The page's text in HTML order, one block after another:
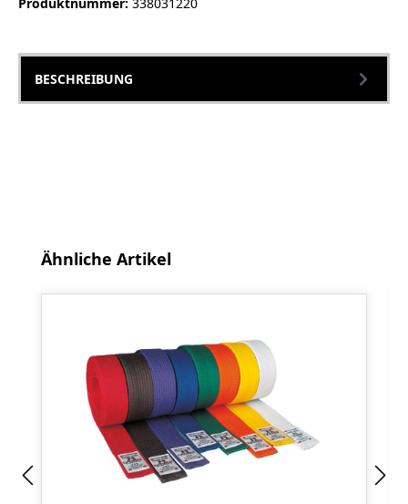
BESCHREIBUNG
Produktgalerie überspringen
Ähnliche Artikel